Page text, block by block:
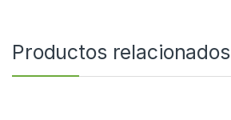
Productos relacionados